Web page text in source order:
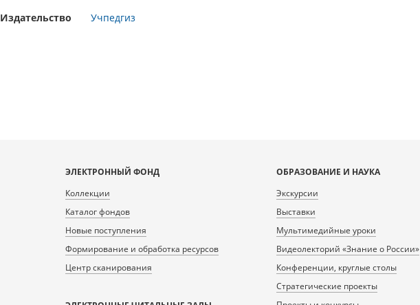
Издательство
Учпедгиз
ЭЛЕКТРОННЫЙ ФОНД
Коллекции
Каталог фондов
Новые поступления
Формирование и обработка ресурсов
Центр сканирования
ОБРАЗОВАНИЕ И НАУКА
Экскурсии
Выставки
Мультимедийные уроки
Видеолекторий «Знание о России»
Конференции, круглые столы
Стратегические проекты